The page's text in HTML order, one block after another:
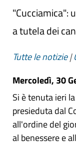
"Cucciamica":
a tutela dei
Tutte le notizie|
Mercoledì, 30
Si è tenuta ieri
presieduta dal
all'ordine del
al benessere e